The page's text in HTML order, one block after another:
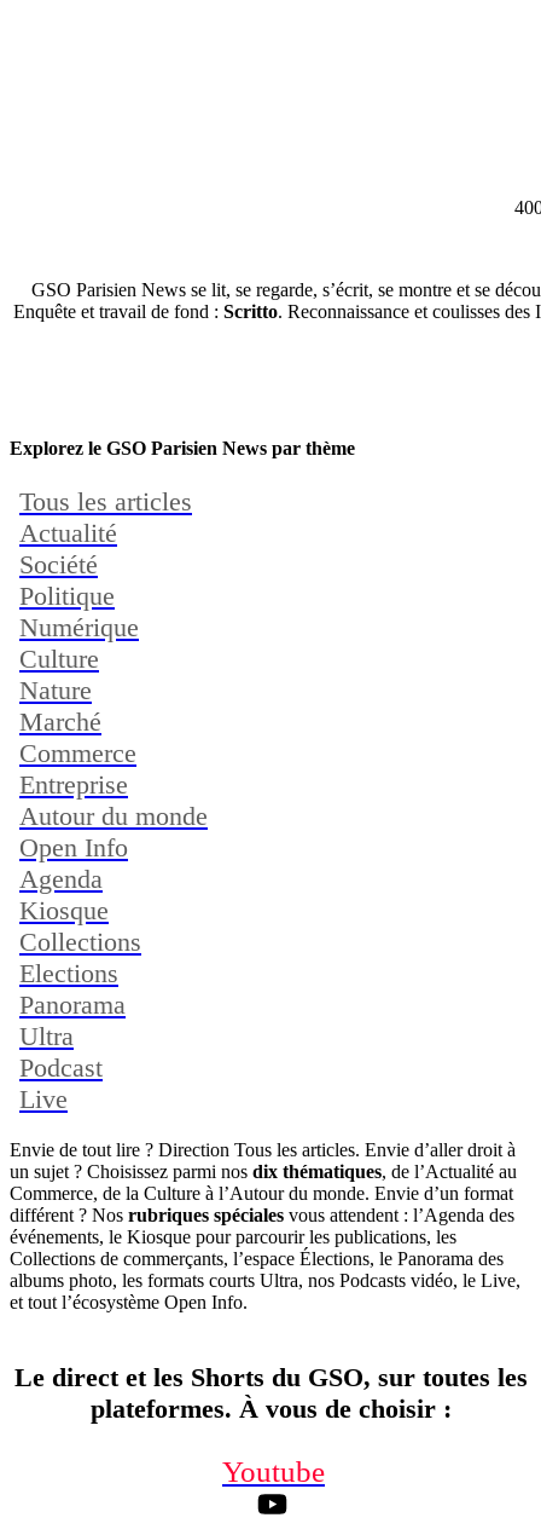
GSO Parisien News se lit, se regarde, s’écrit, se montre et se
Enquête et travail de fond : Scritto. Reconnaissance et coulisses
Explorez le GSO Parisien News par thème
Tous les articles
Actualité
Société
Politique
Numérique
Culture
Nature
Marché
Commerce
Entreprise
Autour du monde
Open Info
Agenda
Kiosque
Collections
Elections
Panorama
Ultra
Podcast
Live
Envie de tout lire ? Direction Tous les articles. Envie d’aller droit à
un sujet ? Choisissez parmi nos dix thématiques, de l’Actualité au
Commerce, de la Culture à l’Autour du monde. Envie d’un format
différent ? Nos rubriques spéciales vous attendent : l’Agenda des
événements, le Kiosque pour parcourir les publications, les
Collections de commerçants, l’espace Élections, le Panorama des
albums photo, les formats courts Ultra, nos Podcasts vidéo, le Live,
et tout l’écosystème Open Info.
Le direct et les Shorts du GSO, sur toutes les
plateformes. À vous de choisir:
Youtube